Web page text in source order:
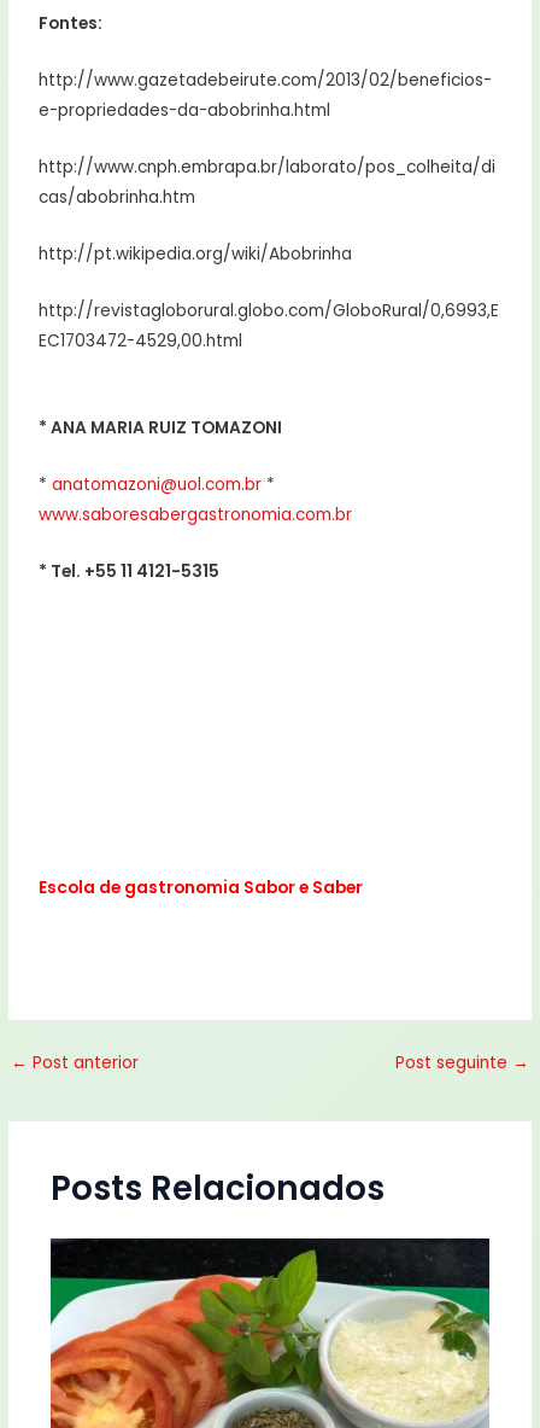
Fontes:
http://www.gazetadebeirute.com/2013/02/beneficios-
e-propriedades-da-abobrinha.html
http://www.cnph.embrapa.br/laborato/pos_colheita/di
cas/abobrinha.htm
http://pt.wikipedia.org/wiki/Abobrinha
http://revistagloborural.globo.com/GloboRural/0,6993,E
EC1703472-4529,00.html
* ANA MARIA RUIZ TOMAZONI
*anatomazoni@uol.com.br *
www.saboresabergastronomia.com.br
* Tel. +55 11 4121-5315
Escola de gastronomia Sabor e Saber
← Post anterior Post seguinte →
Posts Relacionados